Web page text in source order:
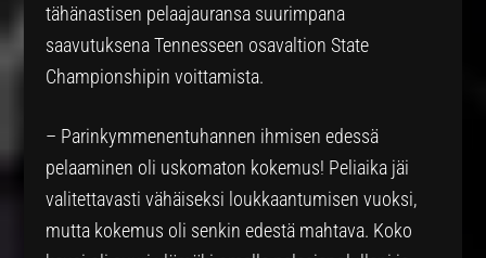
tähänastisen pelaajauransa suurimpana
saavutuksena Tennesseen osavaltion State
Championshipin voittamista.
– Parinkymmenentuhannen ihmisen edessä
pelaaminen oli uskomaton kokemus! Peliaika jäi
valitettavasti vähäiseksi loukkaantumisen vuoksi,
mutta kokemus oli senkin edestä mahtava. Koko